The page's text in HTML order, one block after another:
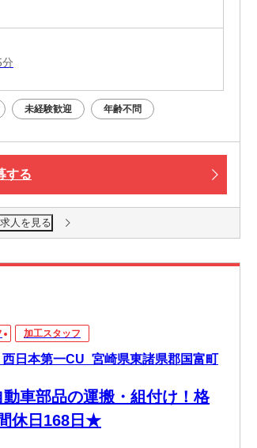
未経験歓迎 年齢不問
する
人を見る
加工スタッフ
日本第一CU_宮崎県東諸県郡国富町
動車部品の運搬・組付け！格
休日168日★